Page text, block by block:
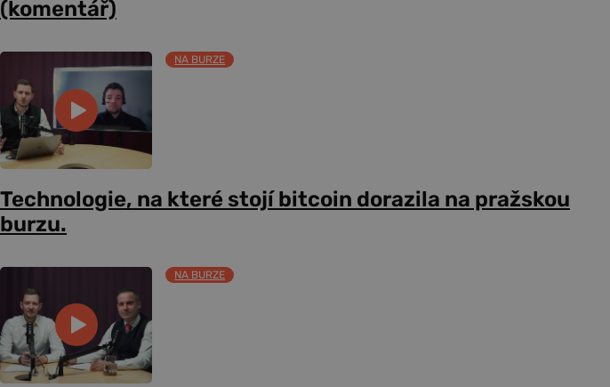
(komentář)
NA BURZE
Technologie, na které stojí bitcoin dorazila na pražskou
burzu.
NA BURZE